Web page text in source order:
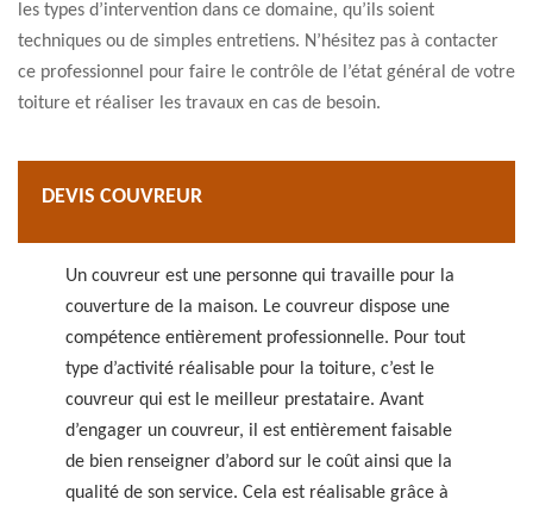
les types d’intervention dans ce domaine, qu’ils soient
techniques ou de simples entretiens. N’hésitez pas à contacter
ce professionnel pour faire le contrôle de l’état général de votre
toiture et réaliser les travaux en cas de besoin.
DEVIS COUVREUR
Un couvreur est une personne qui travaille pour la
couverture de la maison. Le couvreur dispose une
compétence entièrement professionnelle. Pour tout
type d’activité réalisable pour la toiture, c’est le
couvreur qui est le meilleur prestataire. Avant
d’engager un couvreur, il est entièrement faisable
de bien renseigner d’abord sur le coût ainsi que la
qualité de son service. Cela est réalisable grâce à